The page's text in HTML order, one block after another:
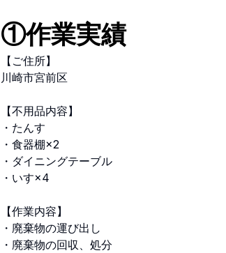
①作業実績
【ご住所】
川崎市宮前区
【不用品内容】
・たんす
・食器棚×2
・ダイニングテーブル
・いす×4
【作業内容】
・廃棄物の運び出し
・廃棄物の回収、処分